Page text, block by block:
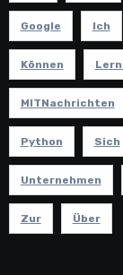
Google Ich
Können
MITNachrichten
Python Sich
Unternehmen
Zur Über